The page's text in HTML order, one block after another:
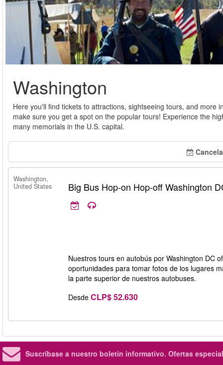
Washington
Here you'll find tickets to attractions, sightseeing tours, and more
make sure you get a spot on the popular tours! Experience the
many memorials in the U.S. capital.
Washington,
United States
Big Bus Hop-on Hop-off Washington
Nuestros tours en autobús por Washington DC
oportunidades para tomar fotos de los lugares
la parte superior de nuestros autobuses.
Desde CLP$ 52.630
Suscríbase a nuestro boletín informativo. Ofertas